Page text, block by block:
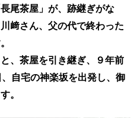
尾茶屋」が、跡継ぎがな
﨑さん、父の代で終わった
、茶屋を引き継ぎ、
９年前
自宅の神楽坂を出発し、 御
。